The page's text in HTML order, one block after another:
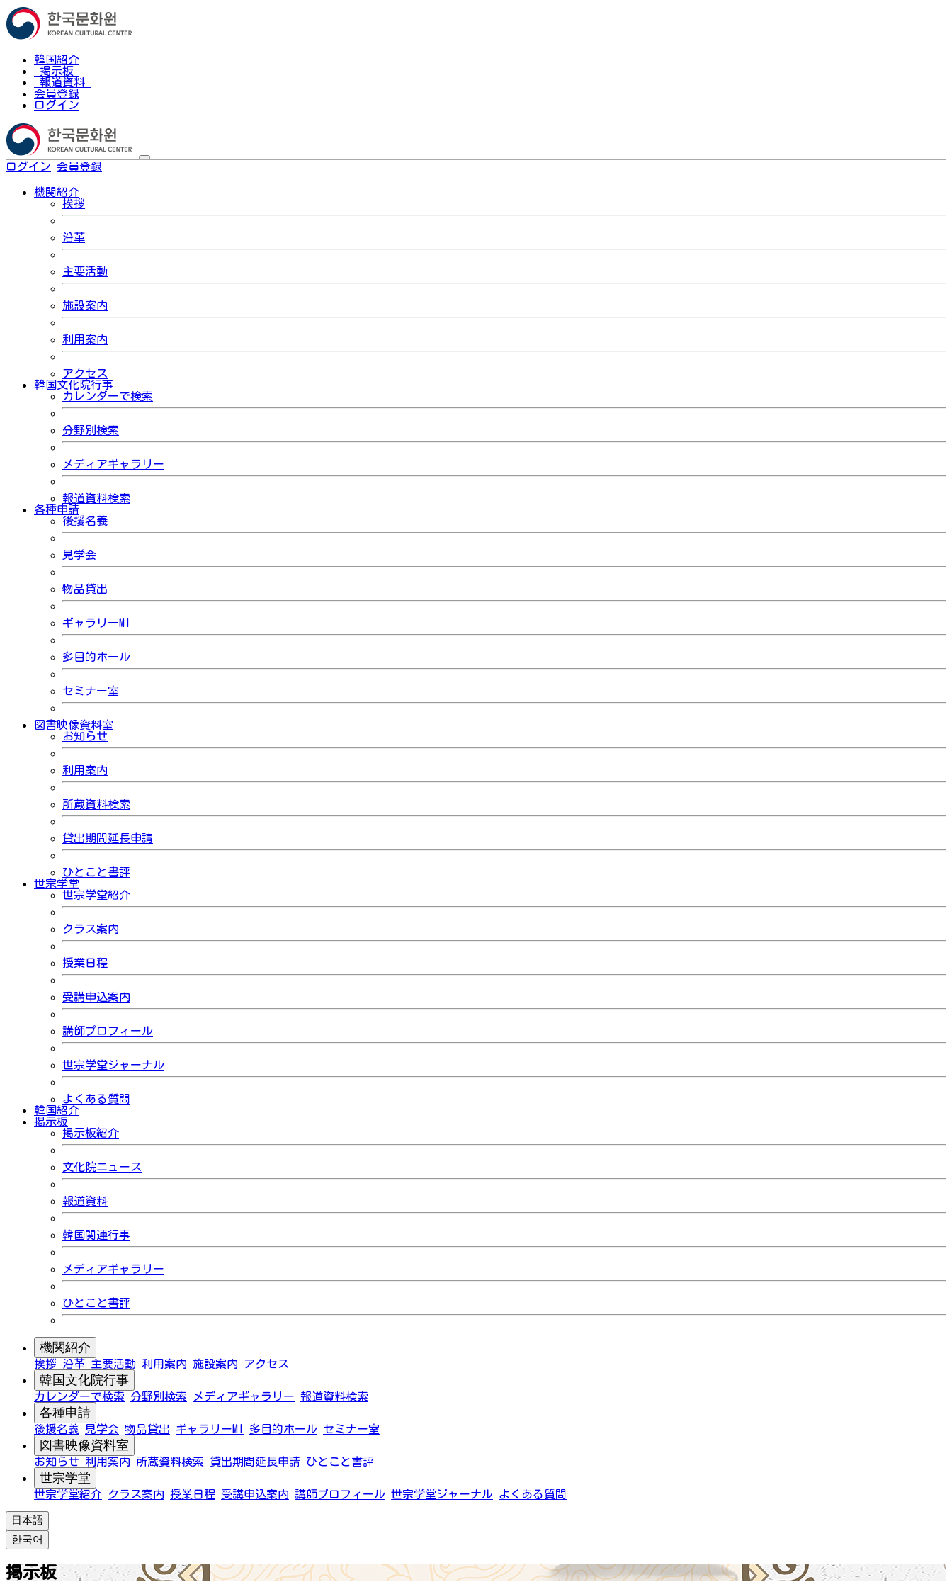
韓国紹介
掲示板
報道資料
会員登録
ログイン
ログイン 会員登録
機関紹介
挨拶
沿革
主要活動
施設案内
利用案内
アクセス
韓国文化院行事
カレンダーで検索
分野別検索
メディアギャラリー
報道資料検索
各種申請
後援名義
見学会
物品貸出
ギャラリーMI
多目的ホール
セミナー室
図書映像資料室
お知らせ
利用案内
所蔵資料検索
貸出期間延長申請
ひとこと書評
世宗学堂
世宗学堂紹介
クラス案内
授業日程
受講申込案内
講師プロフィール
世宗学堂ジャーナル
よくある質問
韓国紹介
掲示板
掲示板紹介
文化院ニュース
報道資料
韓国関連行事
メディアギャラリー
ひとこと書評
機関紹介
挨拶 沿革 主要活動 利用案内 施設案内 アクセス
韓国文化院行事
カレンダーで検索 分野別検索 メディアギャラリー 報道資料検索
各種申請
後援名義 見学会 物品貸出 ギャラリーMI 多目的ホール セミナー室
図書映像資料室
お知らせ 利用案内 所蔵資料検索 貸出期間延長申請 ひとこと書評
世宗学堂
世宗学堂紹介 クラス案内 授業日程 受講申込案内 講師プロフィール 世宗学堂ジャーナル よくある質問
日本語
한국어
掲示板